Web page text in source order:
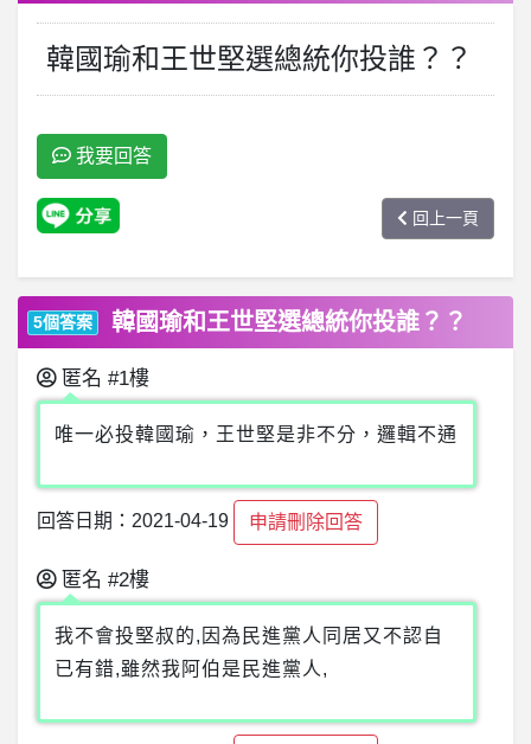
韓國瑜和王世堅選總統你投誰？？
我要回答
回上一頁
5個答案 韓國瑜和王世堅選總統你投誰？？
匿名 #1樓
唯一必投韓國瑜，王世堅是非不分，邏輯不通
回答日期：2021-04-19 申請刪除回答
匿名 #2樓
我不會投堅叔的,因為民進黨人同居又不認自
已有錯,雖然我阿伯是民進黨人,